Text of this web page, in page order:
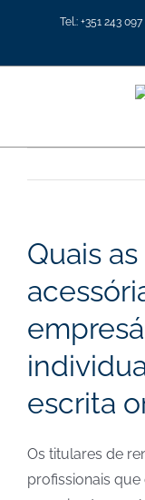
content
Tel.: +351 243
Quais
escrita
Os titulares de
profissionais